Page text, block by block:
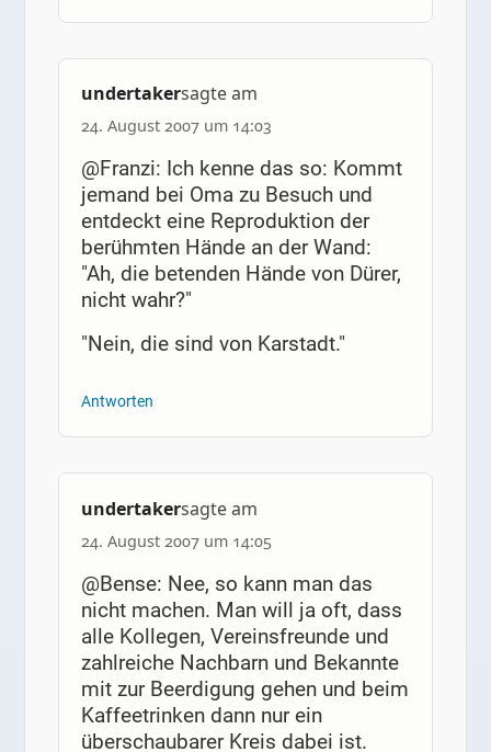
undertakersagte am
24. August 2007 um 14:03
@Franzi: Ich kenne das so: Kommt
jemand bei Oma zu Besuch und
entdeckt eine Reproduktion der
berühmten Hände an der Wand:
"Ah, die betenden Hände von Dürer,
nicht wahr?"
"Nein, die sind von Karstadt."
Antworten
undertakersagte am
24. August 2007 um 14:05
@Bense: Nee, so kann man das
nicht machen. Man will ja oft, dass
alle Kollegen, Vereinsfreunde und
zahlreiche Nachbarn und Bekannte
mit zur Beerdigung gehen und beim
Kaffeetrinken dann nur ein
überschaubarer Kreis dabei ist.